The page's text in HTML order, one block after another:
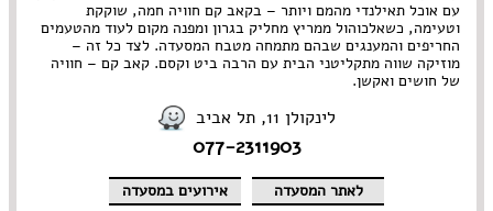
נחלת בנימין
נמל תל אביב
מתחם שרונה
קריה
יהודי
יווני
ים תיכוני
יפני
פיוז'ן
פיצרייה
צמחוני/ טבעוני
רוסי
תאילנדי
עם אוכל תאילנדי מהמם ויותר – בקאב קם חוויה חמה, שוקקת
וטעימה, כשאלכוהול ממריץ מחליק בגרון ומפנה מקום לעוד מהטעמים
החריפים והמענגים שבהם מתמחה מטבח המסעדה. לצד כל זה –
מוזיקה שווה מתקליטני הבית עם הרבה ביט וקסם. קאב קם – חוויה
של חושים ואקשן.
לינקולן 11, תל אביב
077-2311903
לאתר המסעדה אירועים במסעדה